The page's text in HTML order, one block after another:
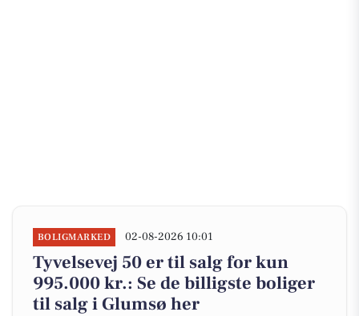
BOLIGMARKED 02-08-2026 10:01
Tyvelsevej 50 er til salg for kun
995.000 kr.: Se de billigste boliger
til salg i Glumsø her